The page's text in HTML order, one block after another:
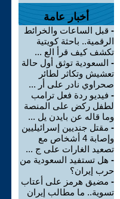
أخبار عامة
- قبل الساعات والخرائط
الرقمية.. باحثة كويتية
تكشف كيف قرأ الع ...
- السعودية توثق أول حالة
تعشيش وتكاثر لطائر
صحراوي نادر على أر ...
- فيديو ردة فعل ترامب
لطفل ركض على المنصة
وما قاله عن بايدن يل ...
- مقتل جنديين إسرائيليين
وإصابة 4 أشخاص مع
تصعيد الغارات على ج ...
- هل تستفيد السعودية من
حرب إيران؟
- مضيق هرمز على أعتاب
تسوية.. ما مطالب إيران